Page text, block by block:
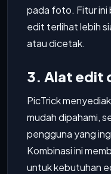
pada foto. Fitur ini
edit terlihat lebih
atau dicetak.
3. Alat edit
PicTrick
mudah dipahami,
pengguna yang
Kombinasi ini
untuk kebutuhan